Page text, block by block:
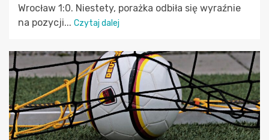
Wrocław 1:0. Niestety, porażka odbiła się wyraźnie
na pozycji... Czytaj dalej